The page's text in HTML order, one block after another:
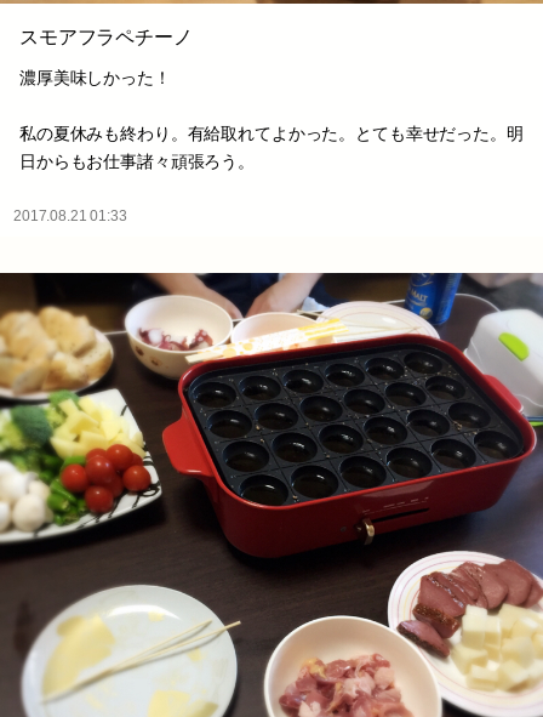
スモアフラペチーノ
濃厚美味しかった！
私の夏休みも終わり。有給取れてよかった。とても幸せだった。明
日からもお仕事諸々頑張ろう。
2017.08.21 01:33